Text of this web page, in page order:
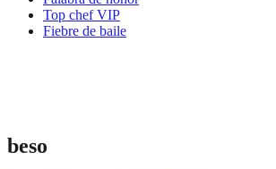
Top chef VIP
Fiebre de baile
beso